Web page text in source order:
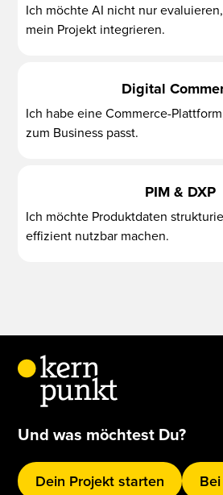
Ich möchte AI nicht nur
mein Projekt integrieren.
Digital
Ich habe eine Commerce-
zum Business passt.
PIM & DXP
Ich möchte Produktdaten
effizient nutzbar machen.
Und was möchtest Du?
Dein Projekt starten